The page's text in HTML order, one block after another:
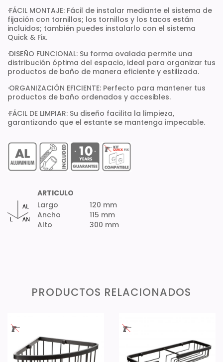
·FÁCIL MONTAJE: Fácil de instalar mediante el sistema de
fijación con tornillos; los tornillos y los tacos están
incluidos; también puedes instalarlo con el sistema
Quick & Fix.
·DISEÑO FUNCIONAL: Su forma ovalada permite una
distribución óptima del espacio, ideal para organizar tus
productos de baño de manera eficiente y estilizada.
·ORGANIZACIÓN EFICIENTE: Perfecto para mantener tus
productos de baño ordenados y accesibles.
·FÁCIL DE LIMPIAR: Su diseño facilita la limpieza,
garantizando que el estante se mantenga impecable.
ARTICULO
Largo
Ancho
Alto
120 mm
115 mm
300 mm
PRODUCTOS RELACIONADOS